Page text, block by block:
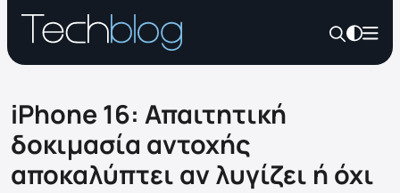
iPhone 16: Απαιτητική
δοκιμασία αντοχής
αποκαλύπτει αν λυγίζει ή όχι